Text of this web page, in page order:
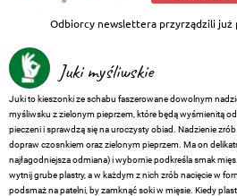
Odbiorcy newslettera przyrządzili już
Juki myśliwskie
Juki to kieszonki ze schabu faszerowane dowolnym
myśliwsku z zielonym pieprzem, które będą wyśmienitą
pieczeni i sprawdzą się na uroczysty obiad. Nadzienie
dopraw czosnkiem oraz zielonym pieprzem. Ma on
najłagodniejsza odmiana) i wybornie podkreśla smak
wytnij grube plastry, a w każdym z nich zrób nacięcie w
podsmaż na patelni, by zamknąć soki w mięsie. Kiedy